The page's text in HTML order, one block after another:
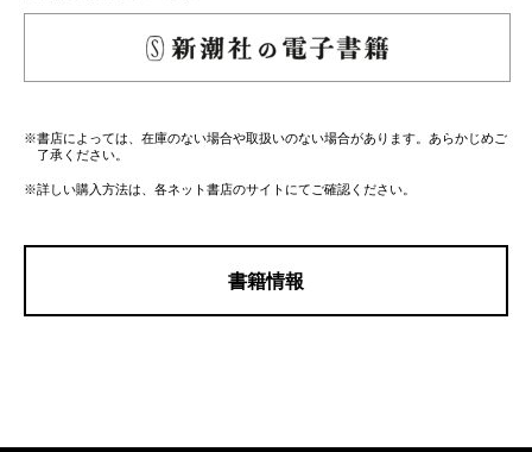
※書店によっては、在庫のない場合や取扱いのない場合があります。あらかじめご
了承ください。
※詳しい購入方法は、各ネット書店のサイトにてご確認ください。
書籍情報